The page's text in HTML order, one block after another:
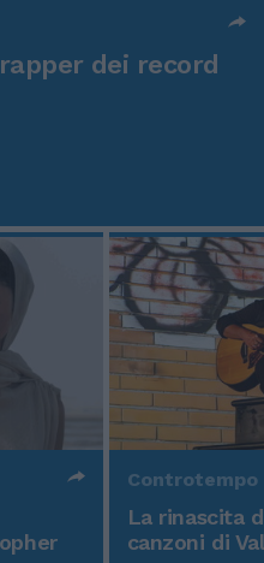
dei record
Controtempo
La rinascita
canzoni di